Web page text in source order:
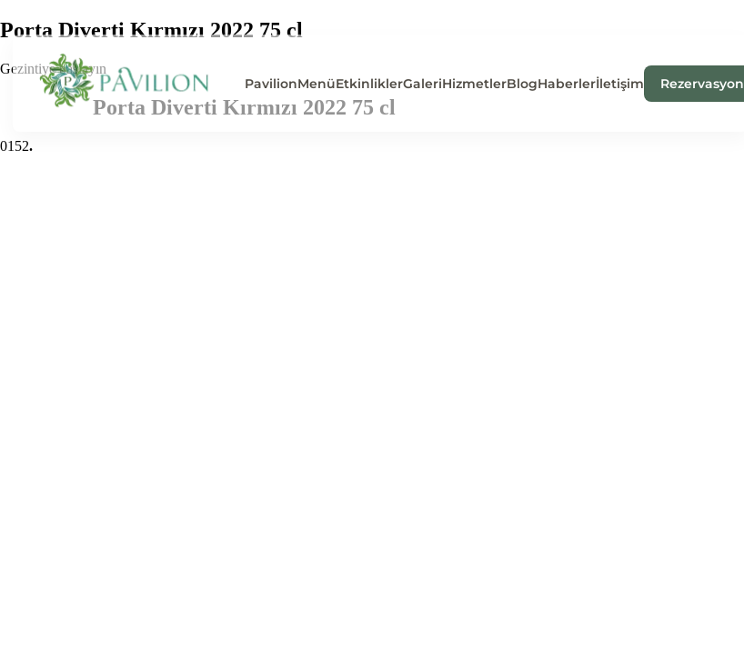
PavilionMenüEtkinliklerGaleriHizmetlerBlogHaberlerİletişim Rezervasyon
Porta Diverti Kırmızı 2022 75 cl
Gezintiye başlayın
Porta Diverti Kırmızı 2022 75 cl
0152.